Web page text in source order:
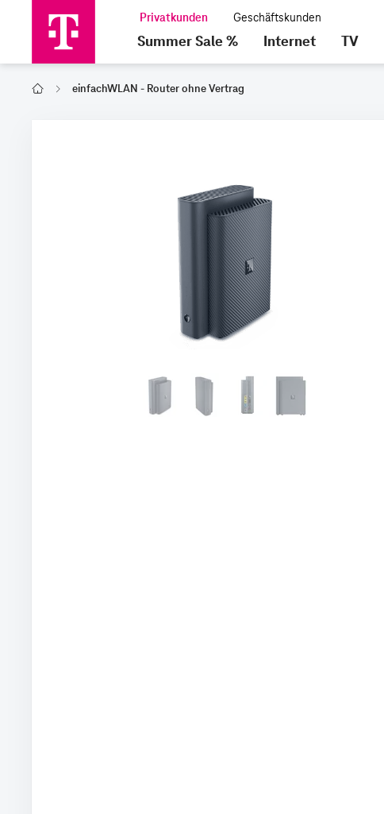
Summer Sale % Internet TV
Home einfachWLAN - Router ohne Vertrag